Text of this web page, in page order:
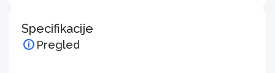
Specifikacije
Pregled